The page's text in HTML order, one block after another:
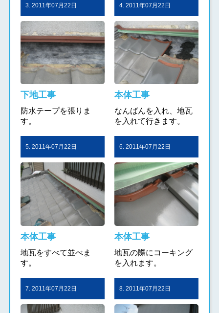
3. 2011年07月22日
下地工事
防水テープを張りま
す。
4. 2011年07月22日
本体工事
なんばんを入れ、地瓦
を入れて行きます。
5. 2011年07月22日
本体工事
地瓦をすべて並べま
す。
6. 2011年07月22日
本体工事
地瓦の際にコーキング
を入れます。
7. 2011年07月22日 8. 2011年07月22日